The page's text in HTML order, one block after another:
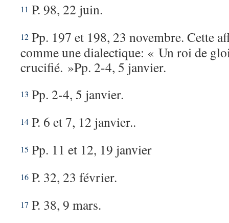
11 P. 98, 22 juin.
12 Pp. 197 et 198, 23 novembre. Cette
comme une dialectique: « Un roi de
crucifié. »Pp. 2-4, 5 janvier.
13 Pp. 2-4, 5 janvier.
14 P. 6 et 7, 12 janvier..
15 Pp. 11 et 12, 19 janvier
16 P. 32, 23 février.
17 P. 38, 9 mars.